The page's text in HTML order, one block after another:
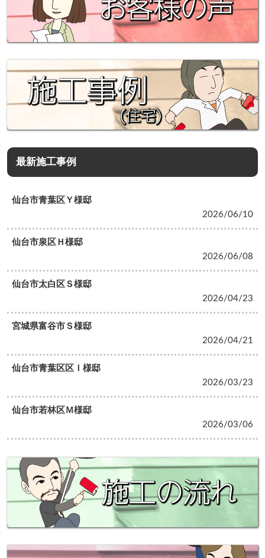
最新施工事例
仙台市青葉区Ｙ様邸
2026/06/10
仙台市泉区Ｈ様邸
2026/06/08
仙台市太白区Ｓ様邸
2026/04/23
宮城県富谷市Ｓ様邸
2026/04/21
仙台市青葉区区Ｉ様邸
2026/03/23
仙台市若林区Ｍ様邸
2026/03/06